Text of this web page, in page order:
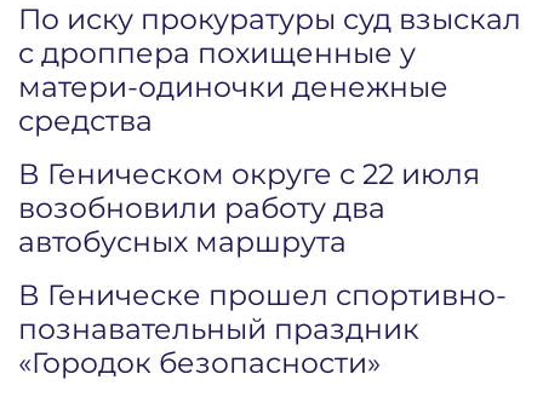
По иску прокуратуры суд взыскал
с дроппера похищенные у
матери-одиночки денежные
средства
В Геническом округе с 22 июля
возобновили работу два
автобусных маршрута
В Геническе прошел спортивно-
познавательный праздник
«Городок безопасности»